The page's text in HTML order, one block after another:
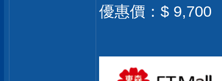
優惠價：$ 9,700